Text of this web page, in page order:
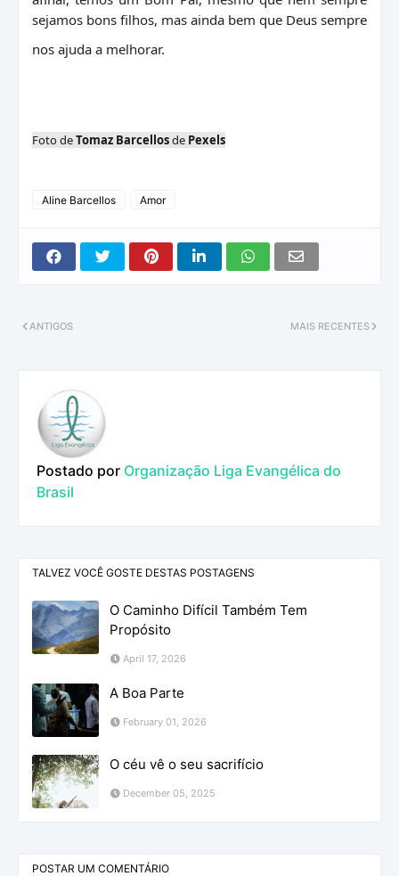
sejamos bons filhos, mas ainda bem que Deus sempre
nos ajuda a melhorar.
Foto deTomaz Barcellosde Pexels
Aline Barcellos Amor
MAIS RECENTES
ANTIGOS
Postado por Organização Liga Evangélica do
Brasil
TALVEZ VOCÊ GOSTE DESTAS POSTAGENS
O Caminho Difícil Também Tem
Propósito
April 17, 2026
A Boa Parte
February 01, 2026
O céu vê o seu sacrifício
December 05, 2025
POSTAR UM COMENTÁRIO